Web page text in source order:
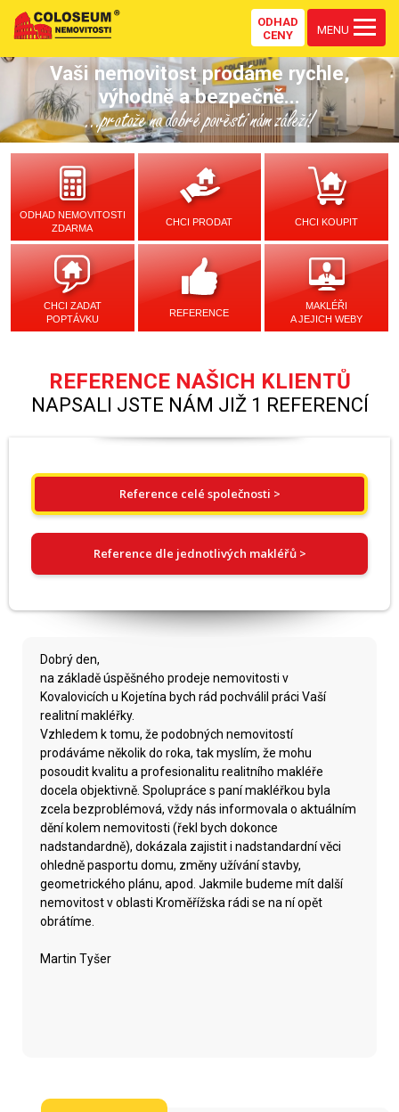
ODHAD
CENY
MENU
Vaši nemovitost prodáme rychle,
výhodně a bezpečně...
...protože na dobré pověsti nám záleží!
ODHAD NEMOVITOSTI
ZDARMA
CHCI PRODAT CHCI KOUPIT
CHCI ZADAT
POPTÁVKU
REFERENCE
MAKLÉŘI
A JEJICH WEBY
REFERENCE NAŠICH KLIENTŮ
NAPSALI JSTE NÁM JIŽ 1 REFERENCÍ
Reference celé společnosti >
Reference dle jednotlivých makléřů >
Dobrý den,
na základě úspěšného prodeje nemovitosti v
Kovalovicích u Kojetína bych rád pochválil práci Vaší
realitní makléřky.
Vzhledem k tomu, že podobných nemovitostí
prodáváme několik do roka, tak myslím, že mohu
posoudit kvalitu a profesionalitu realitního makléře
docela objektivně. Spolupráce s paní makléřkou byla
zcela bezproblémová, vždy nás informovala o aktuálním
dění kolem nemovitosti (řekl bych dokonce
nadstandardně), dokázala zajistit i nadstandardní věci
ohledně pasportu domu, změny užívání stavby,
geometrického plánu, apod. Jakmile budeme mít další
nemovitost v oblasti Kroměřížska rádi se na ní opět
obrátíme.
Martin Tyšer